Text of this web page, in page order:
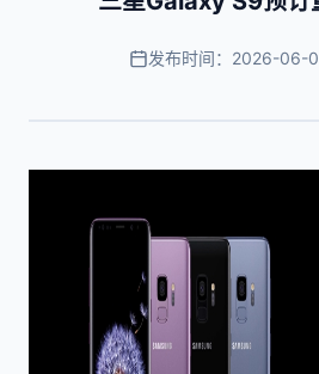
发布时间：2026-06-